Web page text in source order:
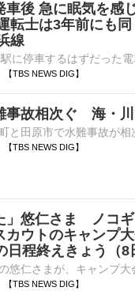
車後 急に眠気を感
転士は3年前にも
線
TBS NEWS DIG】
事故相次ぐ 海・
TBS NEWS DIG】
」悠仁さま ノコ
ウトのキャンプ
程終えきょう（8
TBS NEWS DIG】